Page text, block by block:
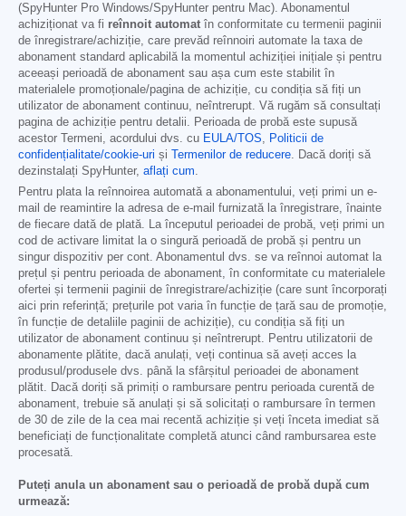
(SpyHunter Pro Windows/SpyHunter pentru Mac). Abonamentul
achiziționat va fi reînnoit automat în conformitate cu termenii paginii
de înregistrare/achiziție, care prevăd reînnoiri automate la taxa de
abonament standard aplicabilă la momentul achiziției inițiale și pentru
aceeași perioadă de abonament sau așa cum este stabilit în
materialele promoționale/pagina de achiziție, cu condiția să fiți un
utilizator de abonament continuu, neîntrerupt. Vă rugăm să consultați
pagina de achiziție pentru detalii. Perioada de probă este supusă
acestor Termeni, acordului dvs. cu EULA/TOS, Politicii de
confidențialitate/cookie-uri și Termenilor de reducere. Dacă doriți să
dezinstalați SpyHunter, aflați cum.
Pentru plata la reînnoirea automată a abonamentului, veți primi un e-
mail de reamintire la adresa de e-mail furnizată la înregistrare, înainte
de fiecare dată de plată. La începutul perioadei de probă, veți primi un
cod de activare limitat la o singură perioadă de probă și pentru un
singur dispozitiv per cont. Abonamentul dvs. se va reînnoi automat la
prețul și pentru perioada de abonament, în conformitate cu materialele
ofertei și termenii paginii de înregistrare/achiziție (care sunt încorporați
aici prin referință; prețurile pot varia în funcție de țară sau de promoție,
în funcție de detaliile paginii de achiziție), cu condiția să fiți un
utilizator de abonament continuu și neîntrerupt. Pentru utilizatorii de
abonamente plătite, dacă anulați, veți continua să aveți acces la
produsul/produsele dvs. până la sfârșitul perioadei de abonament
plătit. Dacă doriți să primiți o rambursare pentru perioada curentă de
abonament, trebuie să anulați și să solicitați o rambursare în termen
de 30 de zile de la cea mai recentă achiziție și veți înceta imediat să
beneficiați de funcționalitate completă atunci când rambursarea este
procesată.
Puteți anula un abonament sau o perioadă de probă după cum
urmează: